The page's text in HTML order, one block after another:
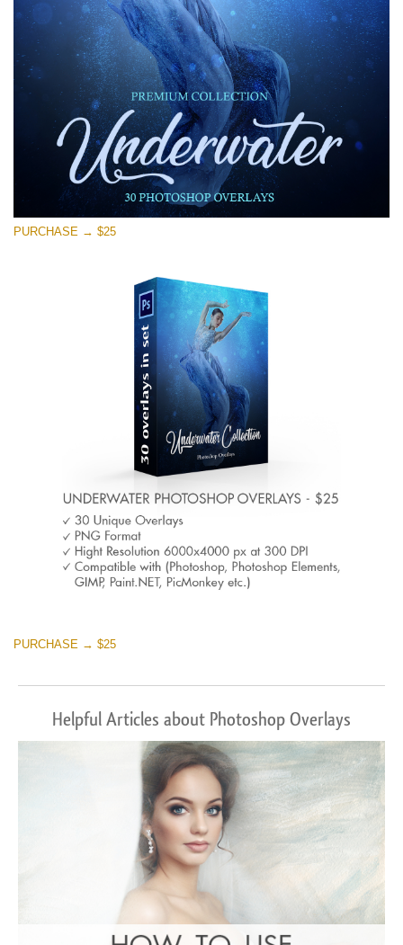
Large 6000*4000px
Download Grátis
PURCHASE → $25
PURCHASE → $25
Helpful Articles about Photoshop Overlays